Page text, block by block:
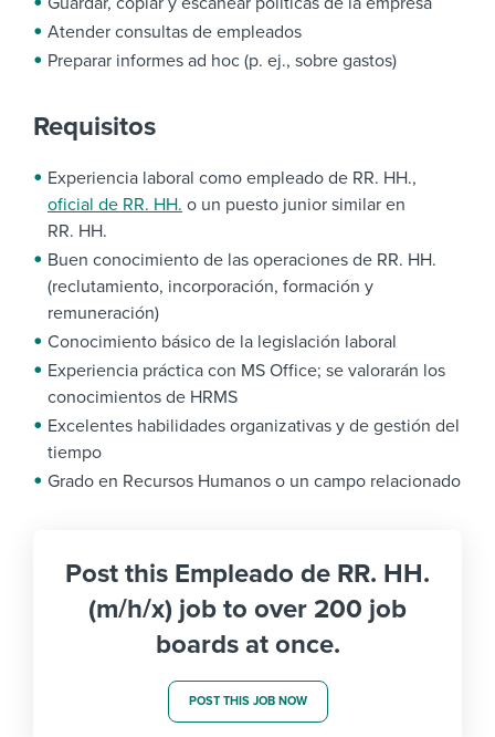
Atender consultas de empleados
Preparar informes ad hoc (p. ej., sobre gastos)
Requisitos
Experiencia laboral como empleado de RR. HH.,
oficial de RR. HH. o un puesto junior similar en
RR. HH.
Buen conocimiento de las operaciones de RR. HH.
(reclutamiento, incorporación, formación y
remuneración)
Conocimiento básico de la legislación laboral
Experiencia práctica con MS Office; se valorarán los
conocimientos de HRMS
Excelentes habilidades organizativas y de gestión del
tiempo
Grado en Recursos Humanos o un campo relacionado
Post this Empleado de RR. HH.
(m/h/x) job to over 200 job
boards at once.
POST THIS JOB NOW